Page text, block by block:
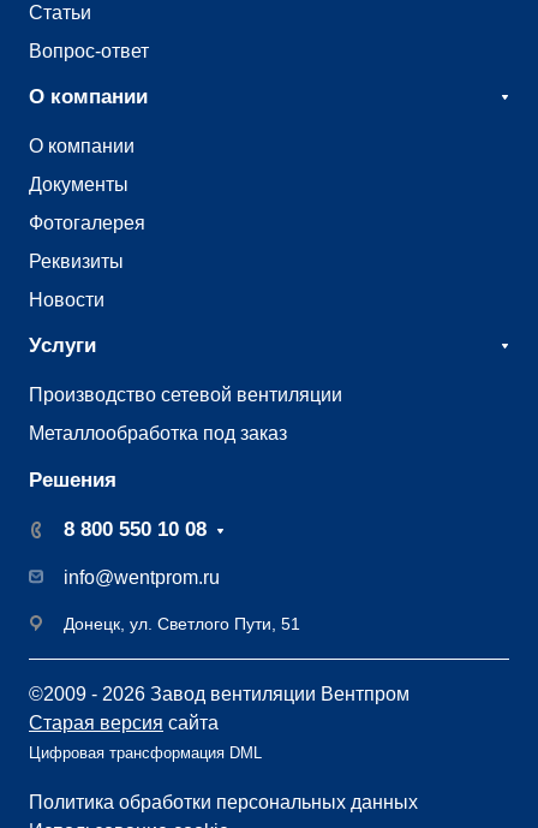
Статьи
Вопрос-ответ
О компании
О компании
Документы
Фотогалерея
Реквизиты
Новости
Услуги
Производство сетевой вентиляции
Металлообработка под заказ
Решения
8 800 550 10 08
info@wentprom.ru
Донецк, ул. Светлого Пути, 51
©2009 - 2026 Завод вентиляции Вентпром
Старая версия сайта
Цифровая трансформация DML
Политика обработки персональных данных